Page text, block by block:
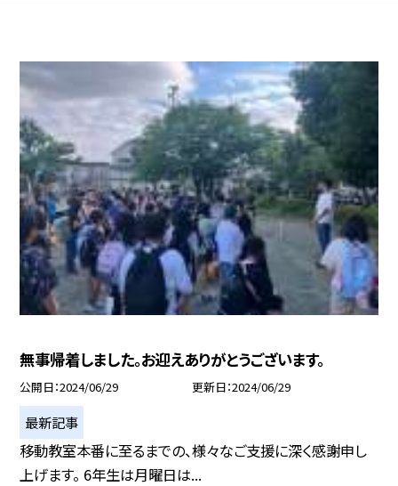
無事帰着しました。お迎えありがとうございます。
公開日 2024/06/29 更新日 2024/06/29
最新記事
移動教室本番に至るまでの、様々なご支援に深く感謝申し
上げます。 6年生は月曜日は...